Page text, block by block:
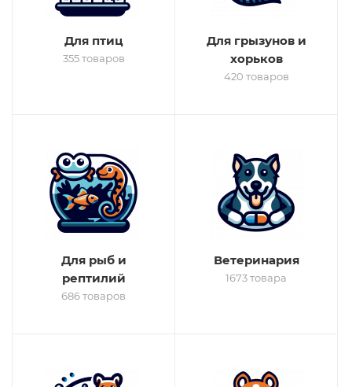
Для птиц
355 товаров
Для грызунов и
хорьков
420 товаров
Для рыб и
рептилий
686 товаров
Ветеринария
1673 товара